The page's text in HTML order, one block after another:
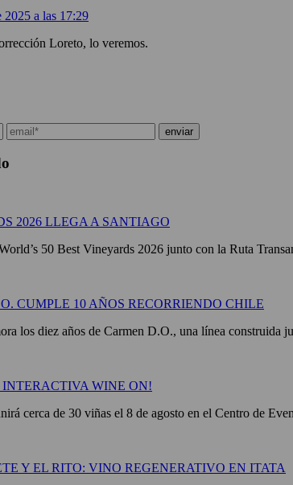
2025 a las 17:29
Loreto, lo veremos.
2026 LLEGA A SANTIAGO
50 Best Vineyards 2026 junto con la Ruta
CUMPLE 10 AÑOS RECORRIENDO CHILE
los diez años de Carmen D.O., una línea construida
WINE ON!
cerca de 30 viñas el 8 de agosto en el Centro de
Y EL RITO: VINO REGENERATIVO EN ITATA